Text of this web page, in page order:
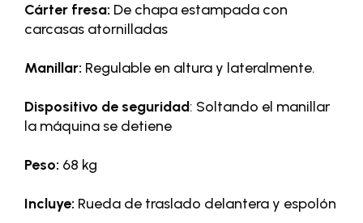
Cárter fresa: De chapa estampada con
carcasas atornilladas
Manillar: Regulable en altura y lateralmente.
Dispositivo de seguridad: Soltando el manillar
la máquina se detiene
Peso: 68 kg
Incluye: Rueda de traslado delantera y espolón